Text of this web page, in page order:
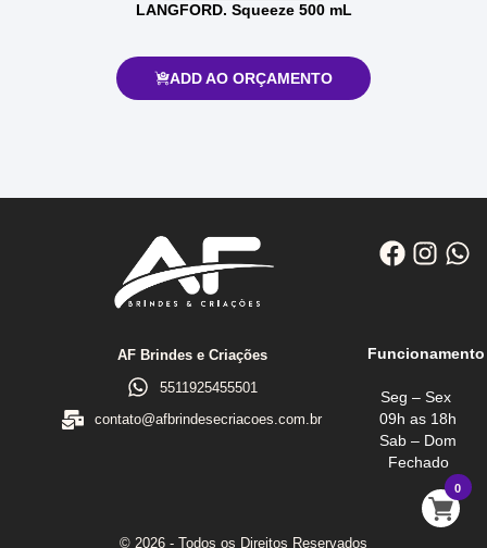
LANGFORD. Squeeze 500 mL
ADD AO ORÇAMENTO
AF Brindes e Criações
5511925455501
contato@afbrindesecriacoes.com.br
Funcionamento
Seg – Sex
09h as 18h
Sab – Dom
Fechado
0
© 2026 - Todos os Direitos Reservados